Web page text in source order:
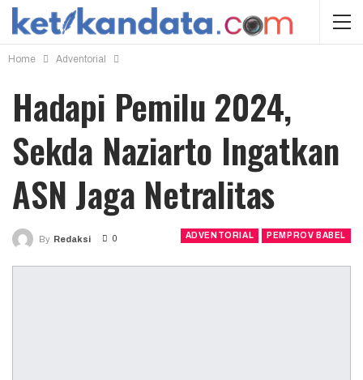
Home Adventorial
Hadapi Pemilu 2024,
Sekda Naziarto Ingatkan
ASN Jaga Netralitas
ADVENTORIAL PEMPROV BABEL
By Redaksi 0